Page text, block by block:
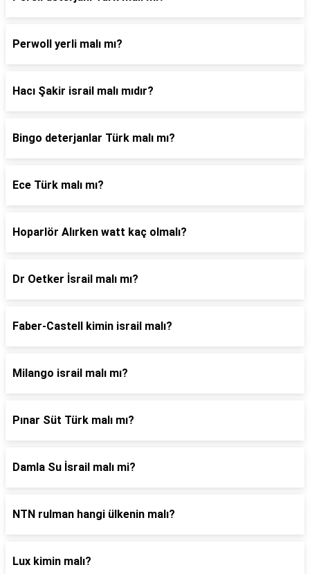
Perwoll yerli malı mı?
Hacı Şakir israil malı mıdır?
Bingo deterjanlar Türk malı mı?
Ece Türk malı mı?
Hoparlör Alırken watt kaç olmalı?
Dr Oetker İsrail malı mı?
Faber-Castell kimin israil malı?
Milango israil malı mı?
Pınar Süt Türk malı mı?
Damla Su İsrail malı mi?
NTN rulman hangi ülkenin malı?
Lux kimin malı?